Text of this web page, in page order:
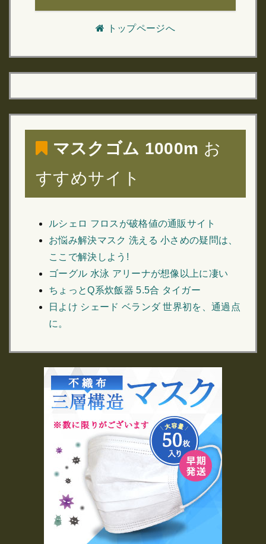
トップページへ
マスクゴム 1000m お
すすめサイト
ルシェロ フロスが破格値の通販サイト
お悩み解決マスク 洗える 小さめの疑問は、
ここで解決しよう!
ゴーグル 水泳 アリーナが想像以上に凄い
ちょっとQ系炊飯器 5.5合 タイガー
日よけ シェード ベランダ 世界初を、通過点
に。